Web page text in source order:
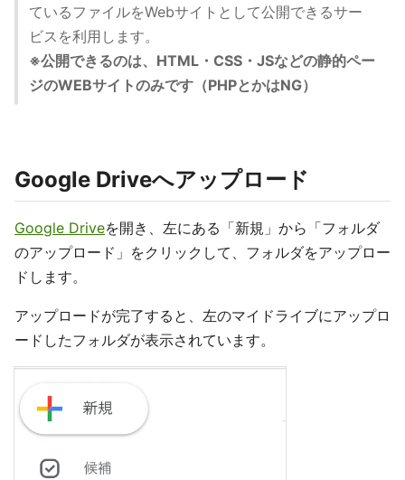
ているファイルをWebサイトとして公開できるサー
ビスを利用します。
※公開できるのは、HTML・CSS・JSなどの静的ペー
ジのWEBサイトのみです（PHPとかはNG）
Google Driveへアップロード
Google Driveを開き、左にある「新規」から「フォルダ
のアップロード」をクリックして、フォルダをアップロー
ドします。
アップロードが完了すると、左のマイドライブにアップロ
ードしたフォルダが表示されています。